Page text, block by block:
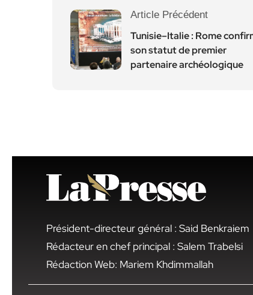
Article Précédent
Tunisie–Italie : Rome
son statut de premier
partenaire archéologique
Président-directeur général : Said Benkraiem
Rédacteur en chef principal : Salem Trabelsi
Rédaction Web: Mariem Khdimmallah